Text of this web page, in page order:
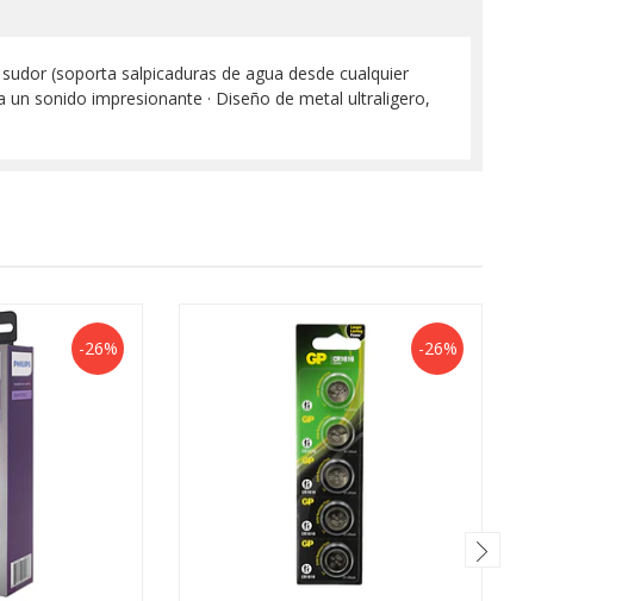
(soporta salpicaduras de agua desde cualquier
sonido impresionante · Diseño de metal ultraligero,
-26% -26%